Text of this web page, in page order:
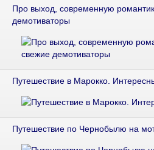
Про выход, современную
демотиваторы
Путешествие в Марокко.
Путешествие по Чернобылю на